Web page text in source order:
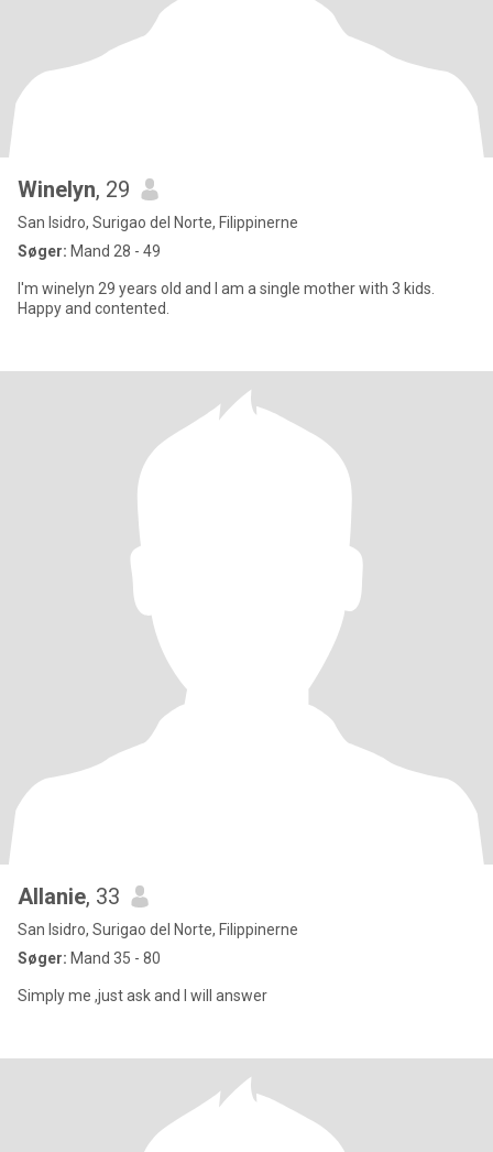
Winelyn, 29
San Isidro, Surigao del Norte, Filippinerne
Søger: Mand 28 - 49
I'm winelyn 29 years old and I am a single mother with 3 kids.
Happy and contented.
Allanie, 33
San Isidro, Surigao del Norte, Filippinerne
Søger: Mand 35 - 80
Simply me ,just ask and I will answer